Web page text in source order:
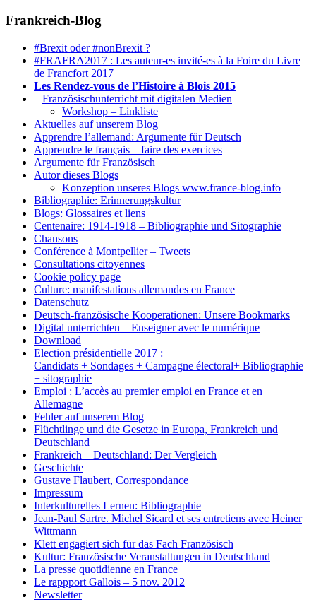
Frankreich-Blog
#Brexit oder #nonBrexit ?
#FRAFRA2017 : Les auteur-es invité-es à la Foire du Livre
de Francfort 2017
Les Rendez-vous de l’Histoire à Blois 2015
Französischunterricht mit digitalen Medien
Workshop – Linkliste
Aktuelles auf unserem Blog
Apprendre l’allemand: Argumente für Deutsch
Apprendre le français – faire des exercices
Argumente für Französisch
Autor dieses Blogs
Konzeption unseres Blogs www.france-blog.info
Bibliographie: Erinnerungskultur
Blogs: Glossaires et liens
Centenaire: 1914-1918 – Bibliographie und Sitographie
Chansons
Conférence à Montpellier – Tweets
Consultations citoyennes
Cookie policy page
Culture: manifestations allemandes en France
Datenschutz
Deutsch-französische Kooperationen: Unsere Bookmarks
Digital unterrichten – Enseigner avec le numérique
Download
Election présidentielle 2017 :
Candidats + Sondages + Campagne électoral+ Bibliographie
+ sitographie
Emploi : L’accès au premier emploi en France et en
Allemagne
Fehler auf unserem Blog
Flüchtlinge und die Gesetze in Europa, Frankreich und
Deutschland
Frankreich – Deutschland: Der Vergleich
Geschichte
Gustave Flaubert, Correspondance
Impressum
Interkulturelles Lernen: Bibliographie
Jean-Paul Sartre. Michel Sicard et ses entretiens avec Heiner
Wittmann
Klett engagiert sich für das Fach Französisch
Kultur: Französische Veranstaltungen in Deutschland
La presse quotidienne en France
Le rappport Gallois – 5 nov. 2012
Newsletter